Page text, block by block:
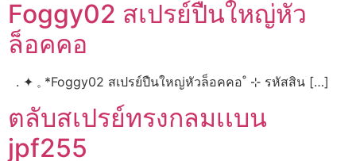
Foggy02 สเปรย์ปืนใหญ่หัว
ล็อคคอ
. ✦ 𓈒 *Foggy02 สเปรย์ปืนใหญ่หัวล็อคคอ˚ ⊹ รหัสสิน […]
ตลับสเปรย์ทรงกลมเเบน
jpf255